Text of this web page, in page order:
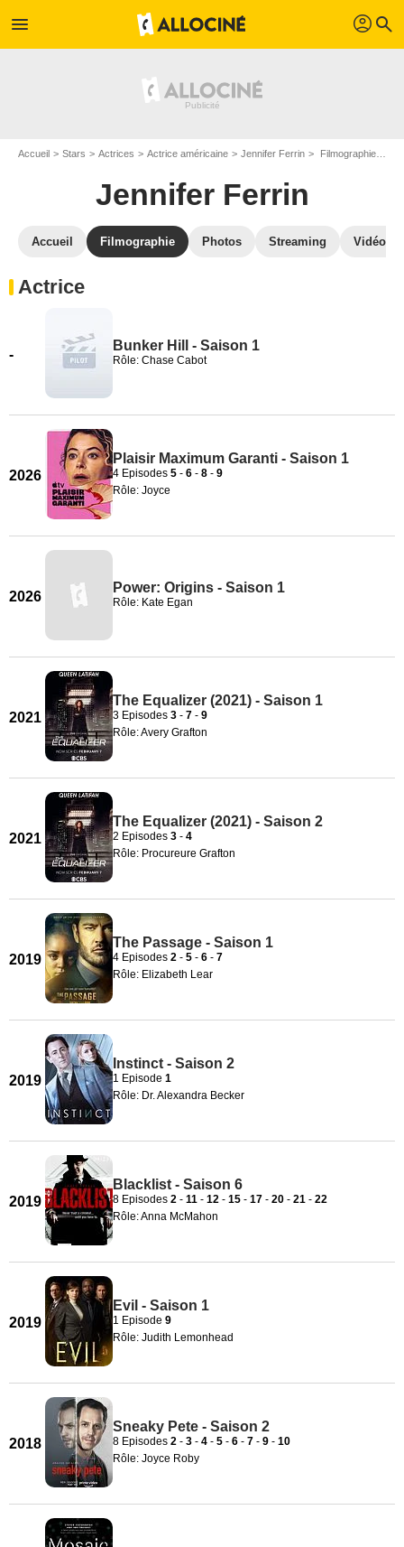
menu profil search
Accueil Stars Actrices Actrice américaine Jennifer Ferrin Filmographie Jennifer Ferrin
Jennifer Ferrin
Accueil Filmographie Photos Streaming Vidéos
Actrice
-
Bunker Hill - Saison 1
Rôle: Chase Cabot
2026
Plaisir Maximum Garanti - Saison 1
4 Episodes 5 - 6 - 8 - 9
Rôle: Joyce
2026
Power: Origins - Saison 1
Rôle: Kate Egan
2021
The Equalizer (2021) - Saison 1
3 Episodes 3 - 7 - 9
Rôle: Avery Grafton
2021
The Equalizer (2021) - Saison 2
2 Episodes 3 - 4
Rôle: Procureure Grafton
2019
The Passage - Saison 1
4 Episodes 2 - 5 - 6 - 7
Rôle: Elizabeth Lear
2019
Instinct - Saison 2
1 Episode 1
Rôle: Dr. Alexandra Becker
2019
Blacklist - Saison 6
8 Episodes 2 - 11 - 12 - 15 - 17 - 20 - 21 - 22
Rôle: Anna McMahon
2019
Evil - Saison 1
1 Episode 9
Rôle: Judith Lemonhead
2018
Sneaky Pete - Saison 2
8 Episodes 2 - 3 - 4 - 5 - 6 - 7 - 9 - 10
Rôle: Joyce Roby